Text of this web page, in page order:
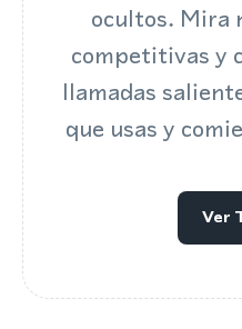
ocultos. Mira
competitivas y
llamadas
que usas y
Ver